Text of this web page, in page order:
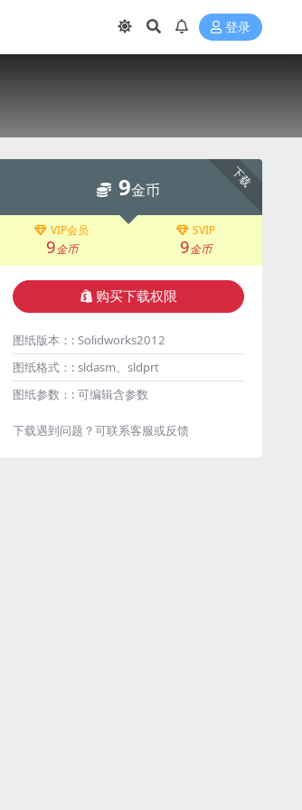
登录
下载
9金币
VIP会员
9金币
SVIP
9金币
购买下载权限
图纸版本：: Solidworks2012
图纸格式：: sldasm、sldprt
图纸参数：: 可编辑含参数
下载遇到问题？可联系客服或反馈